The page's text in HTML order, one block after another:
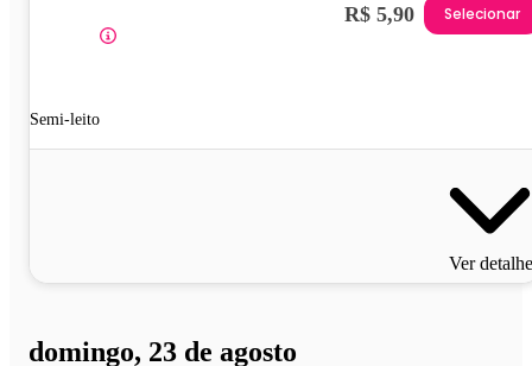
Semi-leito
R$ 5,90 Selecionar
Ver
domingo, 23 de agosto